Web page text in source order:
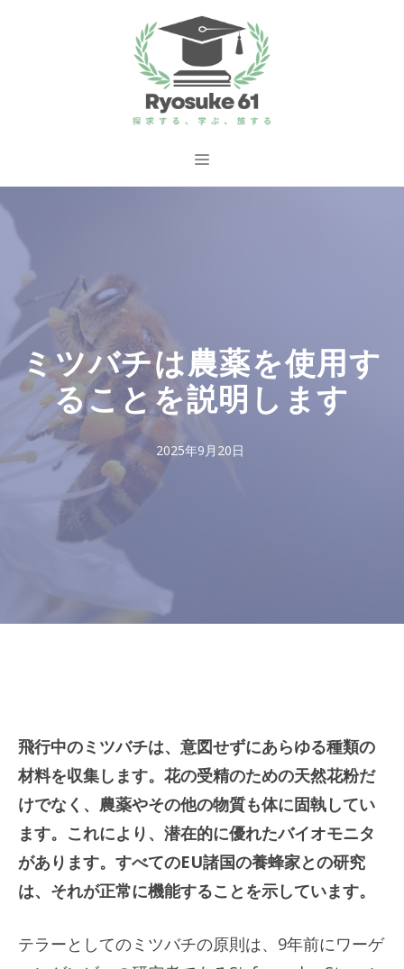
ス
キ
メ
ミツバチは農薬を使用す
ることを説明します
2025年9月20日
飛行中のミツバチは、意図せずにあらゆる種類の
材料を収集します。花の受精のための天然花粉だ
けでなく、農薬やその他の物質も体に固執してい
ます。これにより、潜在的に優れたバイオモニタ
があります。すべてのEU諸国の養蜂家との研究
は、それが正常に機能することを示しています。
テラーとしてのミツバチの原則は、9年前にワーゲ